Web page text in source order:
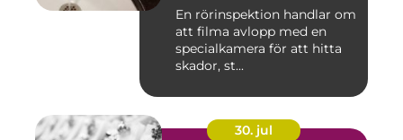
En rörinspektion handlar om
att filma avlopp med en
specialkamera för att hitta
skador, st...
30. jul